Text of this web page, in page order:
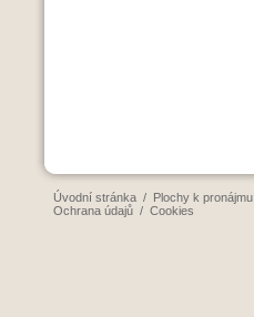
Úvodní stránka / Plochy k pronájmu
Ochrana údajů / Cookies